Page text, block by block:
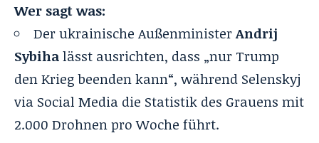
Wer sagt was:
Der ukrainische AußenministerAndrij
Sybihalässt ausrichten, dass „nur Trump
den Krieg beenden kann“, während Selenskyj
via Social Media die Statistik des Grauens mit
2.000 Drohnen pro Woche führt.